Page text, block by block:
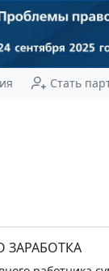
Стать
ЗАРАБОТКА